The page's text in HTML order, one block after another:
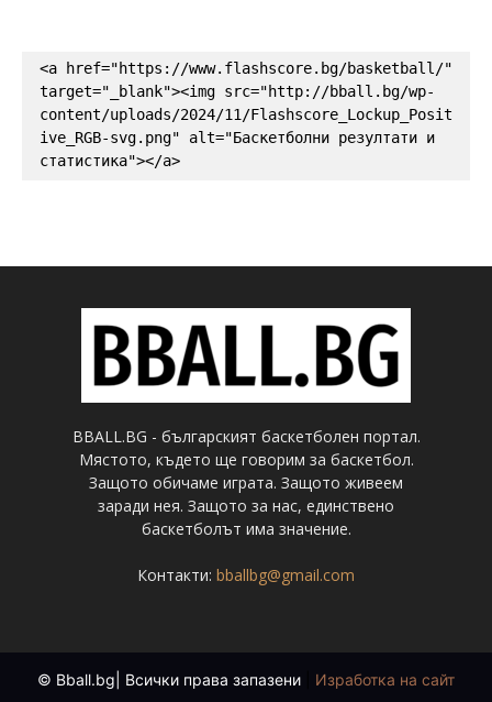
<a href="https://www.flashscore.bg/basketball/"
target="_blank"><img src="http://bball.bg/wp-
content/uploads/2024/11/Flashscore_Lockup_Posit
ive_RGB-svg.png" alt="Баскетболни резултати и
статистика"></a>
BBALL.BG - българският баскетболен портал.
Мястото, където ще говорим за баскетбол.
Защото обичаме играта. Защото живеем
заради нея. Защото за нас, единствено
баскетболът има значение.
Контакти: bballbg@gmail.com
© Bball.bg| Всички права запазени Изработка на сайт